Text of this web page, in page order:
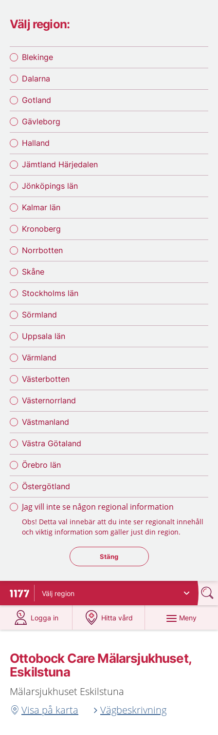
Välj region:
Blekinge
Dalarna
Gotland
Gävleborg
Halland
Jämtland Härjedalen
Jönköpings län
Kalmar län
Kronoberg
Norrbotten
Skåne
Stockholms län
Sörmland
Uppsala län
Värmland
Västerbotten
Västernorrland
Västmanland
Västra Götaland
Örebro län
Östergötland
Jag vill inte se någon regional information
Obs! Detta val innebär att du inte ser regionalt innehåll
och viktig information som gäller just din region.
Stäng regionsväljaren
Stäng
Till startsidan för 1177
Välj region
Logga in
på 1177.se
Hitta vård
på 1177.se
Meny
Ottobock Care Mälarsjukhuset,
Eskilstuna
Mälarsjukhuset Eskilstuna
Visa på karta
Vägbeskrivning